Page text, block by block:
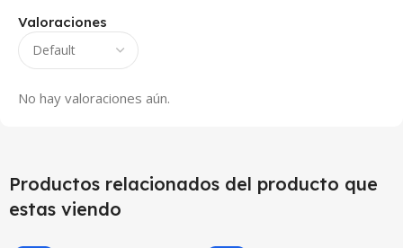
Valoraciones
No hay valoraciones aún.
Productos relacionados del producto que
estas viendo